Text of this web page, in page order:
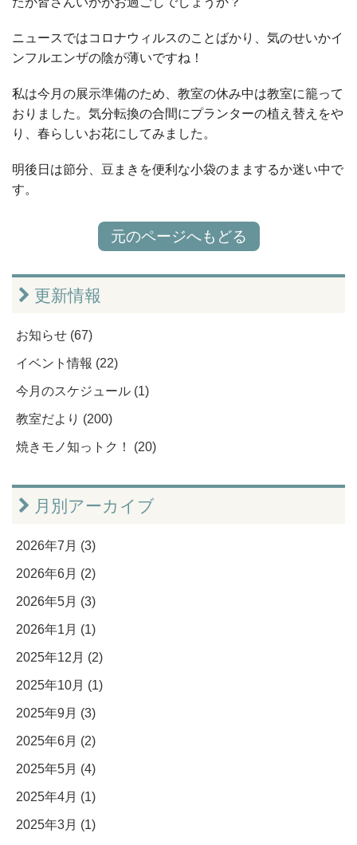
ニュースではコロナウィルスのことばかり、気のせいかイ
ンフルエンザの陰が薄いですね！
私は今月の展示準備のため、教室の休み中は教室に籠って
おりました。気分転換の合間にプランターの植え替えをや
り、春らしいお花にしてみました。
明後日は節分、豆まきを便利な小袋のままするか迷い中で
す。
元のページへもどる
更新情報
お知らせ (67)
イベント情報 (22)
今月のスケジュール (1)
教室だより (200)
焼きモノ知っトク！ (20)
月別アーカイブ
2026年7月 (3)
2026年6月 (2)
2026年5月 (3)
2026年1月 (1)
2025年12月 (2)
2025年10月 (1)
2025年9月 (3)
2025年6月 (2)
2025年5月 (4)
2025年4月 (1)
2025年3月 (1)